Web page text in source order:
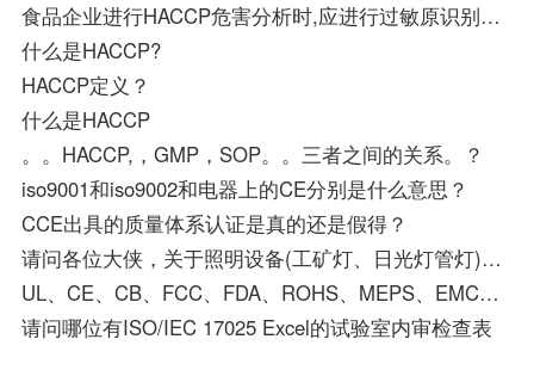
食品企业进行HACCP危害分析时,应进行过敏原识别的有____。
什么是HACCP?
HACCP定义？
什么是HACCP
。。HACCP,，GMP，SOP。。三者之间的关系。？
iso9001和iso9002和电器上的CE分别是什么意思？
CCE出具的质量体系认证是真的还是假得？
请问各位大侠，关于照明设备(工矿灯、日光灯管灯)如何做3C认证和CE认证，它们的认证周期和费用大约是多少
UL、CE、CB、FCC、FDA、ROHS、MEPS、EMC、C-TICK、3C各是什么认证
请问哪位有ISO/IEC 17025 Excel的试验室内审检查表